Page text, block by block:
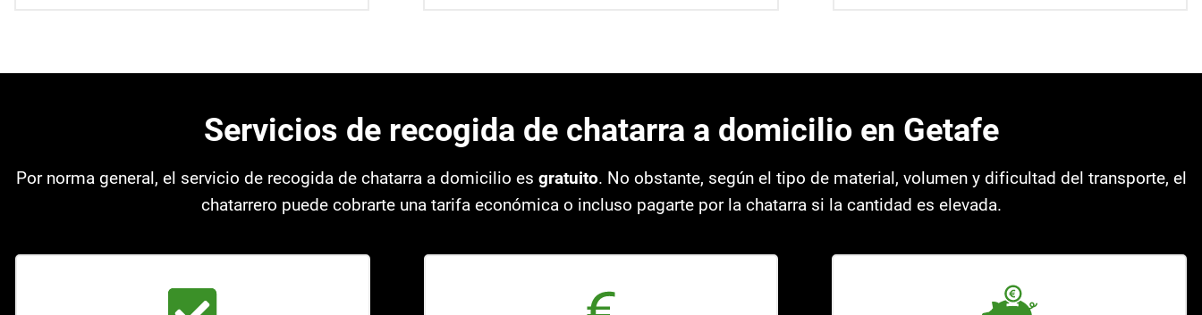
Servicios de recogida de chatarra a domicilio en Getafe
Por norma general, el servicio de recogida de chatarra a domicilio es gratuito. No obstante, según el tipo de material, volumen y dificultad del transporte, el
chatarrero puede cobrarte una tarifa económica o incluso pagarte por la chatarra si la cantidad es elevada.